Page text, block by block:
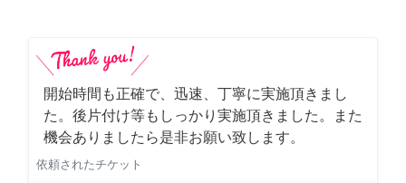
開始時間も正確で、迅速、丁寧に実施頂きまし
た。後片付け等もしっかり実施頂きました。また
機会ありましたら是非お願い致します。
依頼されたチケット